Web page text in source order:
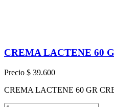
CREMA LACTENE 60
Precio $ 39.600
CREMA LACTENE 60 GR